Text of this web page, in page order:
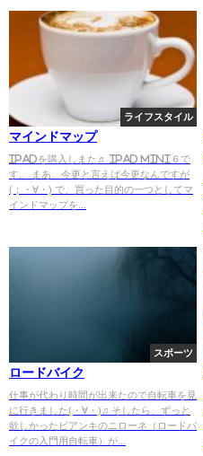
ライフスタイル
マインドマップ
iPadを購入しまた♬ iPad mini６で
す。 まあ、今更と言えば今更なんですが
(；・∀・) で、買った目的の一つとしてマ
インドマップを...
スポーツ
ロードバイク
仕事が代わり時間が出来たので自転車を見
に行きました(・∀・)♫ そしたら、ずっと
欲しかったビアンキのニローネ（ロードバ
イクの入門用自転車）が...